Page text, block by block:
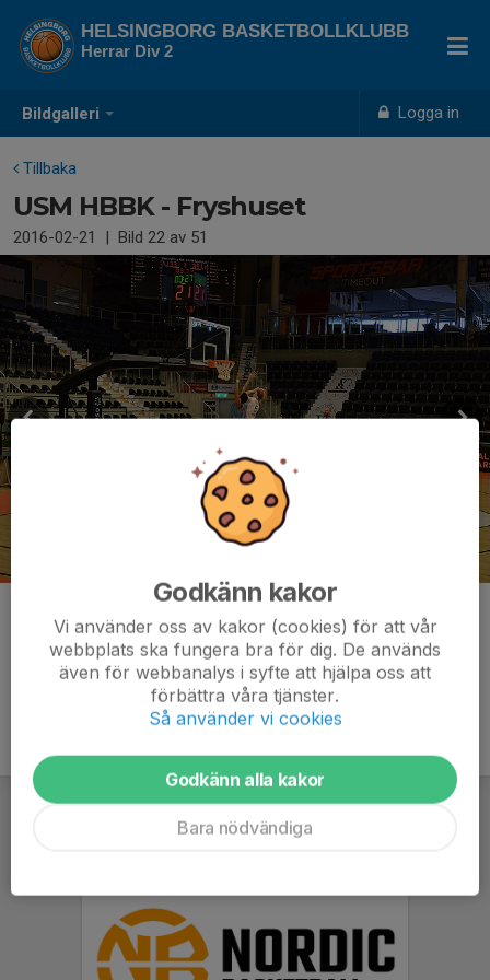
Bildgalleri Logga in
HELSINGBORG BASKETBOLLKLUBB
Herrar Div 2
Tillbaka
USM HBBK - Fryshuset
2016-02-21 | Bild 22 av 51
Kommentarer
Godkänn kakor
Vi använder oss av kakor (cookies) för att vår
webbplats ska fungera bra för dig. De används
även för webbanalys i syfte att hjälpa oss att
förbättra våra tjänster.
Så använder vi cookies
Godkänn alla kakor
Bara nödvändiga